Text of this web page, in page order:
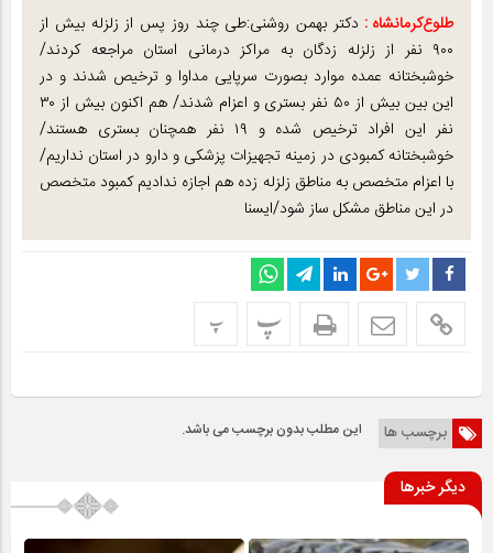
طلوع‌‌کرمانشاه : دکتر بهمن روشنی:طی چند روز پس از زلزله بیش از
۹۰۰ نفر از زلزله زدگان به مراکز درمانی استان مراجعه کردند/
خوشبختانه عمده موارد بصورت سرپایی مداوا و ترخیص شدند و در
این بین بیش از ۵۰ نفر بستری و اعزام شدند/ هم اکنون بیش از ۳۰
نفر این افراد ترخیص شده و ۱۹ نفر همچنان بستری هستند/
خوشبختانه کمبودی در زمینه تجهیزات پزشکی و دارو در استان نداریم/
با اعزام متخصص به مناطق زلزله زده هم اجازه ندادیم کمبود متخصص
در این مناطق مشکل ساز شود/ایسنا
پ پ
برچسب ها این مطلب بدون برچسب می باشد.
دیگر خبرها